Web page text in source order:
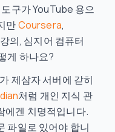
구가 YouTube 용으
만Coursera,
의, 심지어 컴퓨터
게 하나요?
제삼자 서버에 갇히
처럼 개인 지식 관
에겐 치명적입니다.
파일로 있어야 합니